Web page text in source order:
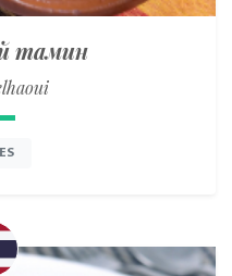
тамин